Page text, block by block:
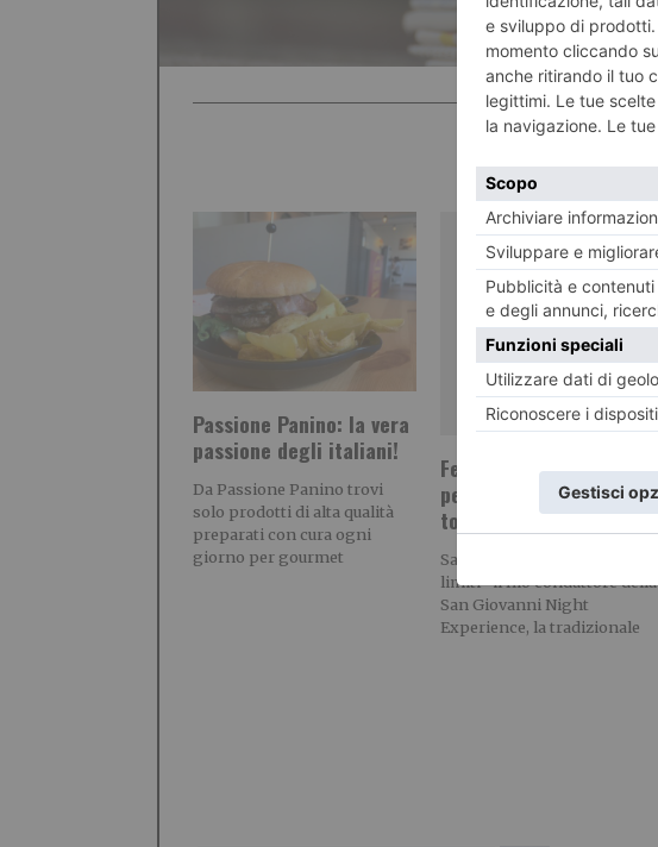
Passione Panino: la vera
passione degli italiani!
Da Passione Panino trovi
solo prodotti di alta qualità
preparati con cura ogni
giorno per gourmet
Festa in piazza Vittorio:
per San Giovanni
tornano i droni
Sarà il ” superamento dei
limiti” il filo conduttore della
San Giovanni Night
Experience, la tradizionale